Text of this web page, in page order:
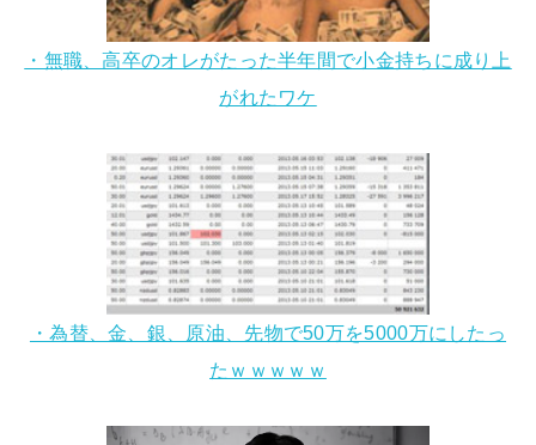
・無職、高卒のオレがたった半年間で小金持ちに成り上
がれたワケ
・為替、金、銀、原油、先物で50万を5000万にしたっ
たｗｗｗｗｗ